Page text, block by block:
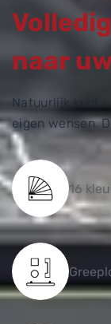
naar
Natuurlijk kunt
eigen wensen.
16